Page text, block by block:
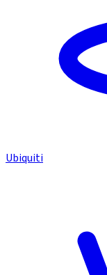
Ubiquiti